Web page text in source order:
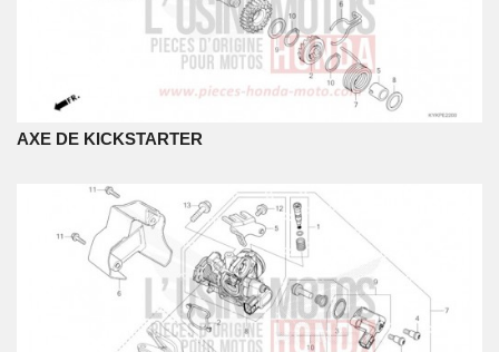
AXE DE KICKSTARTER